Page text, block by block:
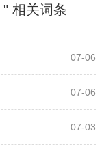
" 相关词条
07-06
07-06
07-03